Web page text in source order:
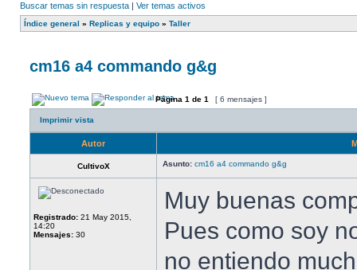
Buscar temas sin respuesta | Ver temas activos
Índice general » Replicas y equipo » Taller
cm16 a4 commando g&g
Página 1 de 1 [ 6 mensajes ]
Imprimir vista
Autor
CultivoX Asunto: cm16 a4 commando g&g
Registrado: 21 May 2015,
14:20
Mensajes: 30
Muy buenas
Pues como soy
no entiendo